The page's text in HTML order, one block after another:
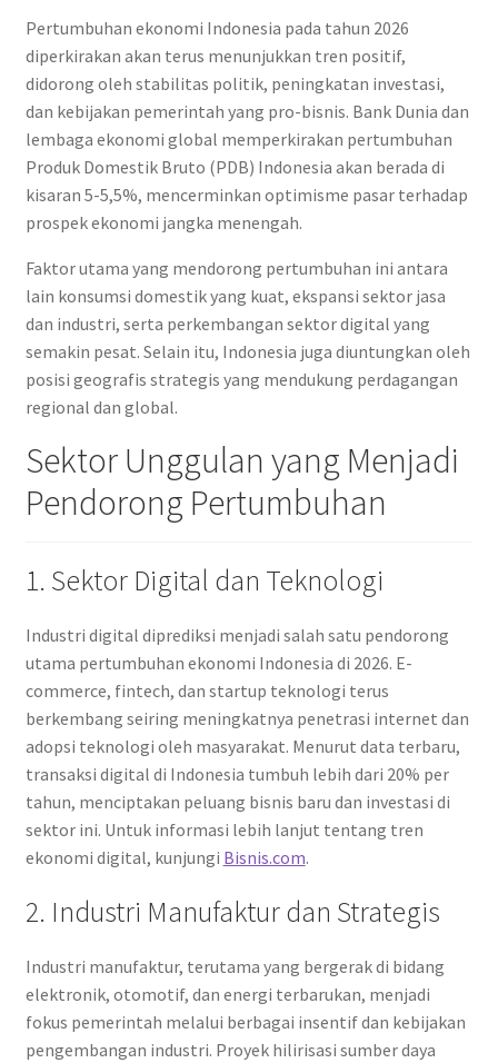
Pertumbuhan ekonomi Indonesia pada tahun 2026
diperkirakan akan terus menunjukkan tren positif,
didorong oleh stabilitas politik, peningkatan investasi,
dan kebijakan pemerintah yang pro-bisnis. Bank Dunia dan
lembaga ekonomi global memperkirakan pertumbuhan
Produk Domestik Bruto (PDB) Indonesia akan berada di
kisaran 5-5,5%, mencerminkan optimisme pasar terhadap
prospek ekonomi jangka menengah.
Faktor utama yang mendorong pertumbuhan ini antara
lain konsumsi domestik yang kuat, ekspansi sektor jasa
dan industri, serta perkembangan sektor digital yang
semakin pesat. Selain itu, Indonesia juga diuntungkan oleh
posisi geografis strategis yang mendukung perdagangan
regional dan global.
Sektor Unggulan yang Menjadi
Pendorong Pertumbuhan
1. Sektor Digital dan Teknologi
Industri digital diprediksi menjadi salah satu pendorong
utama pertumbuhan ekonomi Indonesia di 2026. E-
commerce, fintech, dan startup teknologi terus
berkembang seiring meningkatnya penetrasi internet dan
adopsi teknologi oleh masyarakat. Menurut data terbaru,
transaksi digital di Indonesia tumbuh lebih dari 20% per
tahun, menciptakan peluang bisnis baru dan investasi di
sektor ini. Untuk informasi lebih lanjut tentang tren
ekonomi digital, kunjungi Bisnis.com.
2. Industri Manufaktur dan Strategis
Industri manufaktur, terutama yang bergerak di bidang
elektronik, otomotif, dan energi terbarukan, menjadi
fokus pemerintah melalui berbagai insentif dan kebijakan
pengembangan industri. Proyek hilirisasi sumber daya